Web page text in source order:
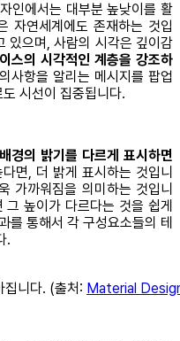
인에서는 대부분 높낮이를 활
자연세계에도 존재하는 것입
있으며, 사람의 시각은 깊이감
스의 시각적인 계층을 강조하
사항을 알리는 메시지를 팝업
시선이 집중됩니다.
경의 밝기를 다르게 표시하면
면, 더 밝게 표시하는 것입니
가까워짐을 의미하는 것입니
높이가 다르다는 것을 쉽게
를 통해서 각 구성요소들의 테
.
집니다. (출처: Material